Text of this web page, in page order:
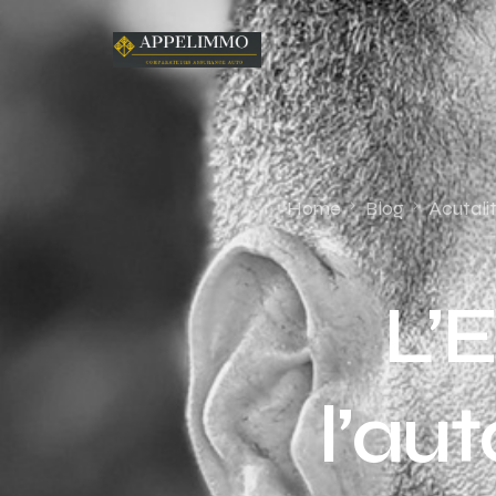
Home Blog